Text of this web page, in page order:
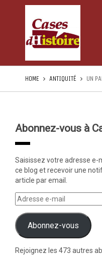
HOME ANTIQUITÉ UN
Abonnez-vous à
Saisissez votre adresse e-
ce blog et recevoir une
article par email.
Abonnez-vous
Rejoignez les 473 autres